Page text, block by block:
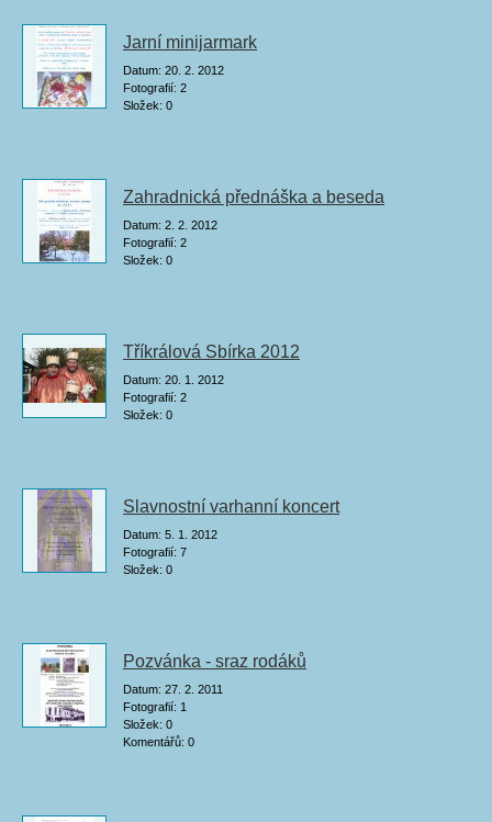
Jarní minijarmark
Datum: 20. 2. 2012
Fotografií: 2
Složek: 0
Zahradnická přednáška a beseda
Datum: 2. 2. 2012
Fotografií: 2
Složek: 0
Tříkrálová Sbírka 2012
Datum: 20. 1. 2012
Fotografií: 2
Složek: 0
Slavnostní varhanní koncert
Datum: 5. 1. 2012
Fotografií: 7
Složek: 0
Pozvánka - sraz rodáků
Datum: 27. 2. 2011
Fotografií: 1
Složek: 0
Komentářů: 0